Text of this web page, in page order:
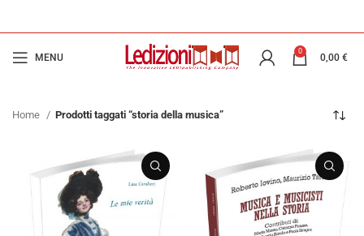
MENU
0
0,00 €
Home Prodotti taggati “storia della musica”